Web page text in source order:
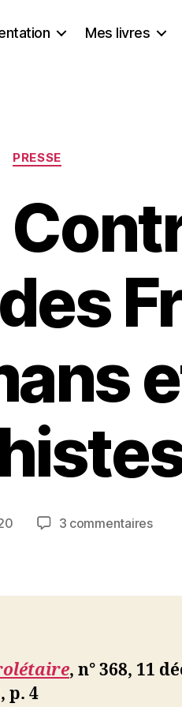
Mes livres
Catégories
PRESSE
Auteur
a
r
N
b
3 commentairessur
les
, n° 368, 11
p. 4